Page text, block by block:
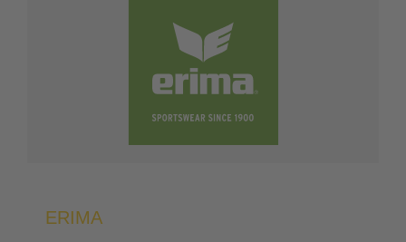
ERIMA